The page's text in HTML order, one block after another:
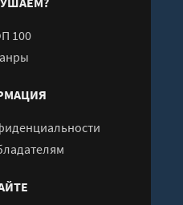
100